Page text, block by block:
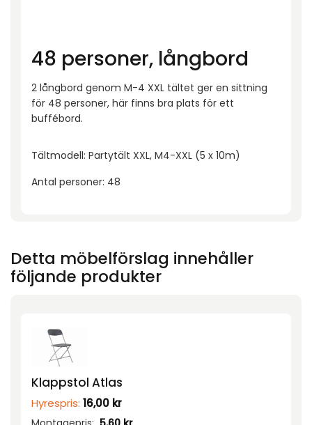
48 personer, långbord
2 långbord genom M-4 XXL tältet ger en sittning
för 48 personer, här finns bra plats för ett
buffébord.
Tältmodell: Partytält XXL, M4-XXL (5 x 10m)
Antal personer: 48
Detta möbelförslag innehåller
följande produkter
Klappstol Atlas
Hyrespris: 16,00 kr